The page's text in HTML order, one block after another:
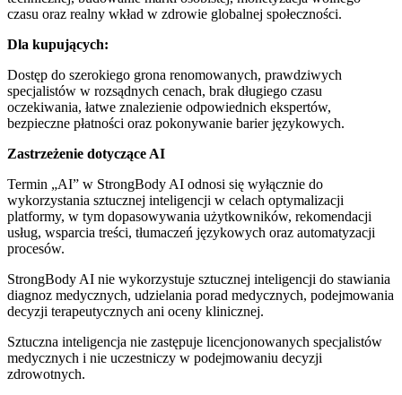
czasu oraz realny wkład w zdrowie globalnej społeczności.
Dla kupujących:
Dostęp do szerokiego grona renomowanych, prawdziwych
specjalistów w rozsądnych cenach, brak długiego czasu
oczekiwania, łatwe znalezienie odpowiednich ekspertów,
bezpieczne płatności oraz pokonywanie barier językowych.
Zastrzeżenie dotyczące AI
Termin „AI” w StrongBody AI odnosi się wyłącznie do
wykorzystania sztucznej inteligencji w celach optymalizacji
platformy, w tym dopasowywania użytkowników, rekomendacji
usług, wsparcia treści, tłumaczeń językowych oraz automatyzacji
procesów.
StrongBody AI nie wykorzystuje sztucznej inteligencji do stawiania
diagnoz medycznych, udzielania porad medycznych, podejmowania
decyzji terapeutycznych ani oceny klinicznej.
Sztuczna inteligencja nie zastępuje licencjonowanych specjalistów
medycznych i nie uczestniczy w podejmowaniu decyzji
zdrowotnych.